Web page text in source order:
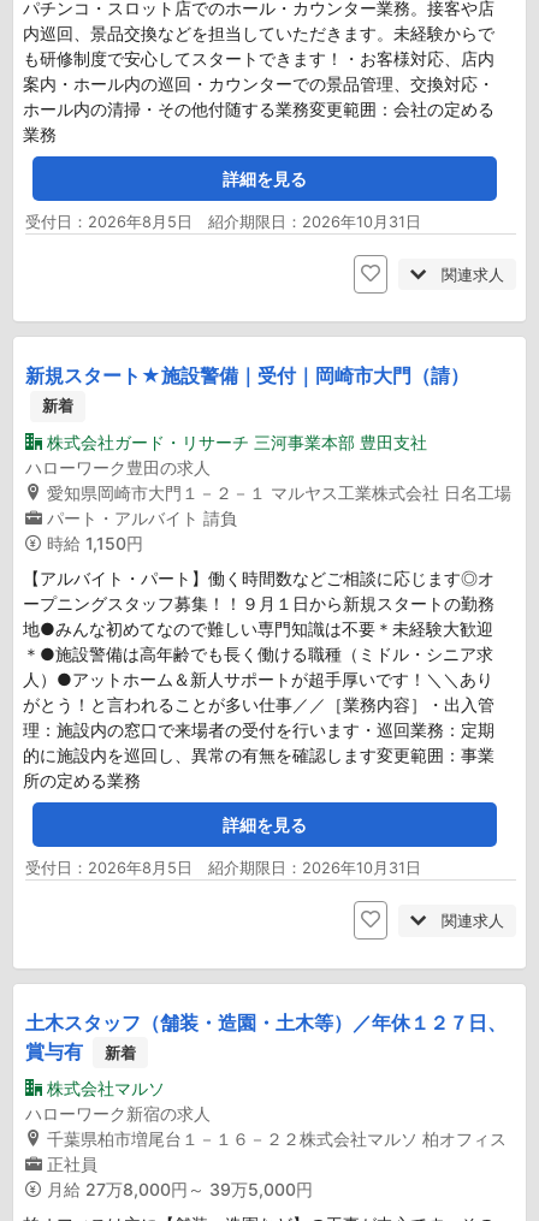
パチンコ・スロット店でのホール・カウンター業務。接客や店
内巡回、景品交換などを担当していただきます。未経験からで
も研修制度で安心してスタートできます！・お客様対応、店内
案内・ホール内の巡回・カウンターでの景品管理、交換対応・
ホール内の清掃・その他付随する業務変更範囲：会社の定める
業務
詳細を見る
受付日：2026年8月5日 紹介期限日：2026年10月31日
関連求人
新規スタート★施設警備｜受付｜岡崎市大門（請）
新着
株式会社ガード・リサーチ 三河事業本部 豊田支社
ハローワーク豊田の求人
愛知県岡崎市大門１－２－１ マルヤス工業株式会社 日名工場
パート・アルバイト 請負
時給 1,150円
【アルバイト・パート】働く時間数などご相談に応じます◎オ
ープニングスタッフ募集！！９月１日から新規スタートの勤務
地●みんな初めてなので難しい専門知識は不要＊未経験大歓迎
＊●施設警備は高年齢でも長く働ける職種（ミドル・シニア求
人）●アットホーム＆新人サポートが超手厚いです！＼＼あり
がとう！と言われることが多い仕事／／［業務内容］・出入管
理：施設内の窓口で来場者の受付を行います・巡回業務：定期
的に施設内を巡回し、異常の有無を確認します変更範囲：事業
所の定める業務
詳細を見る
受付日：2026年8月5日 紹介期限日：2026年10月31日
関連求人
土木スタッフ（舗装・造園・土木等）／年休１２７日、
賞与有
新着
株式会社マルソ
ハローワーク新宿の求人
千葉県柏市増尾台１－１６－２２株式会社マルソ 柏オフィス
正社員
月給 27万8,000円～ 39万5,000円